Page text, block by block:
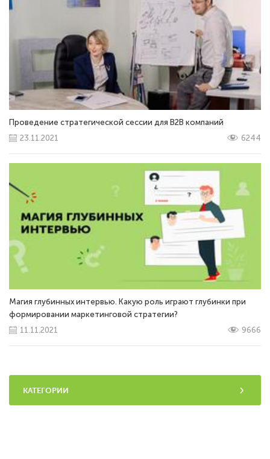
Проведение стратегической сессии для В2В компаний
23.11.2021
6244
Магия глубинных интервью. Какую роль играют глубинки при
формировании маркетинговой стратегии?
11.11.2021
9666
КАТЕГОРИИ